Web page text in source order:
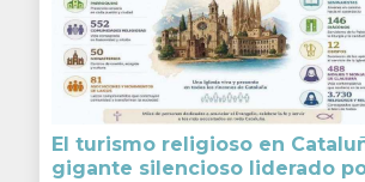
El turismo religioso en
gigante silencioso liderado